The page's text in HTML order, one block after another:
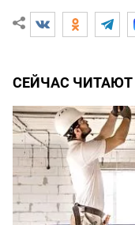
СЕЙЧАС ЧИТАЮТ